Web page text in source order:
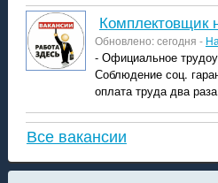
комплектовщик
Обновлено: сегодня -
- Официальное
Соблюдение соц.
оплата труда два
Все вакансии